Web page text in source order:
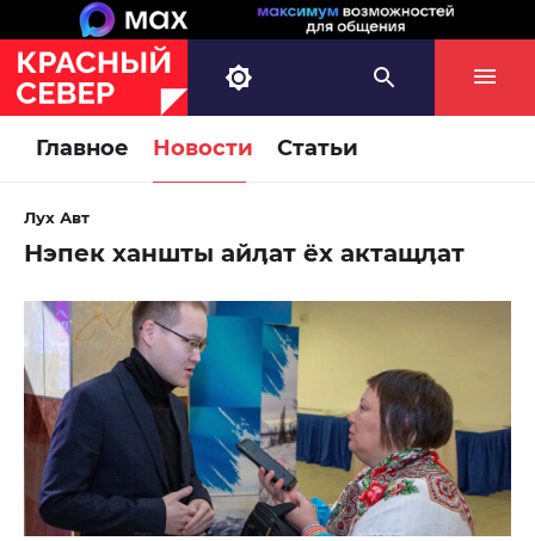
Главное Новости Статьи
Лух Авт
Нэпек ханшты айӆат ёх актащӆат